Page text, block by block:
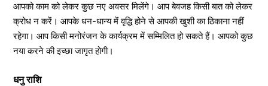
आपको काम को लेकर कुछ नए अवसर मिलेंगे। आप बेवजह किसी बात को लेकर
क्रोध न करें। आपके धन-धान्य में वृद्धि होने से आपकी खुशी का ठिकाना नहीं
रहेगा। आप किसी मनोरंजन के कार्यक्रम में सम्मिलित हो सकते हैं। आपको कुछ
नया करने की इच्छा जागृत होगी।
धनु राशि